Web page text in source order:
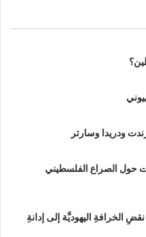
ودريدا وسارتر
حول الصراع الفلسطيني
الخرافةِ اليهوديَّة إلى إدانةِ